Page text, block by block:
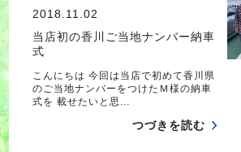
2018.11.02
当店初の香川ご当地ナンバー納車
式
こんにちは 今回は当店で初めて香川県
のご当地ナンバーをつけたＭ様の納車
式を 載せたいと思…
つづきを読む